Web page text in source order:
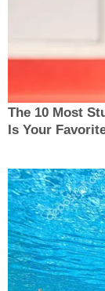
The 10 Most
Is Your